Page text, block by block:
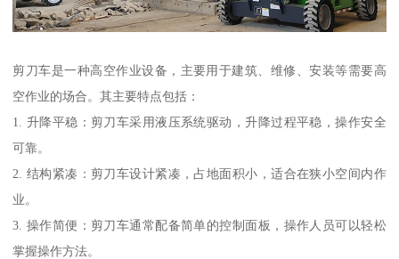
剪刀车是一种高空作业设备，主要用于建筑、维修、安装等需要高
空作业的场合。其主要特点包括：
1. 升降平稳：剪刀车采用液压系统驱动，升降过程平稳，操作安全
可靠。
2. 结构紧凑：剪刀车设计紧凑，占地面积小，适合在狭小空间内作
业。
3. 操作简便：剪刀车通常配备简单的控制面板，操作人员可以轻松
掌握操作方法。